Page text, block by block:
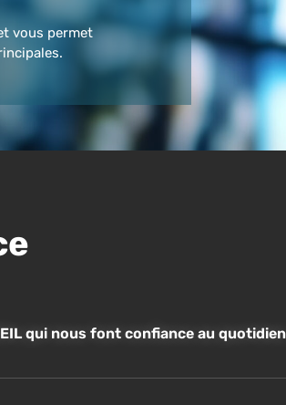
vous permet
qui nous font confiance au